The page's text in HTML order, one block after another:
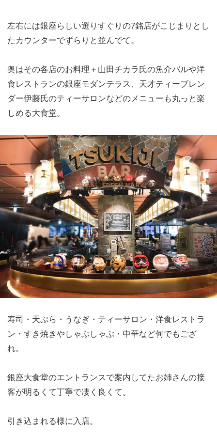
左右には銀座らしい選りすぐりの7銘店がこじまりとし
たカウンターでずらりと並んでて。
奥はその各店のお料理＋山田チカラ氏の魚介バルや洋
食レストランの銀座モダンテラス、天才ティーブレン
ダー伊藤氏のティーサロンなどのメニューも丸っと楽
しめる大食堂。
寿司・天ぷら・うなぎ・ティーサロン・洋食レストラ
ン・すき焼きやしゃぶしゃぶ・中華など何でもござ
れ。
銀座大食堂のエントランスで案内してたお姉さんの接
客が明るくて丁寧で凄く良くて。
引き込まれる様に入店。